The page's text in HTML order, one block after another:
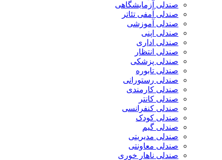
صندلی آزمایشگاهی
صندلی آمفی تئاتر
صندلی آموزشی
صندلی اپنی
صندلی اداری
صندلی انتظار
صندلی پزشکی
صندلی تابوره
صندلی رستورانی
صندلی کارمندی
صندلی کانتر
صندلی کنفرانسی
صندلی کودک
صندلی گیم
صندلی مدیریتی
صندلی معاونتی
صندلی ناهار خوری